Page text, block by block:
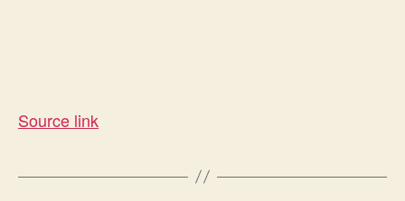
Source link